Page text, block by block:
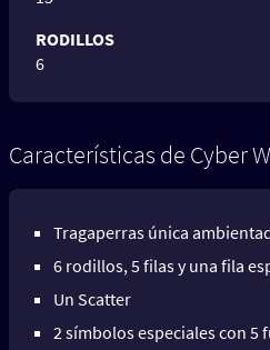
RODILLOS
6
Características de Cyber
Tragaperras única
6 rodillos, 5 filas y una fila
Un Scatter
2 símbolos especiales con 5